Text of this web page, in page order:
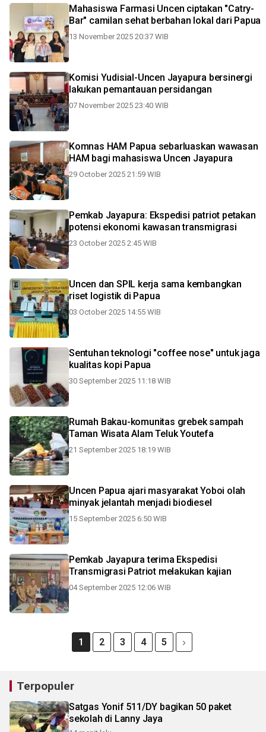
Mahasiswa Farmasi Uncen ciptakan "Catry-
Bar" camilan sehat berbahan lokal dari Papua
13 November 2025 20:37 WIB
Komisi Yudisial-Uncen Jayapura bersinergi
lakukan pemantauan persidangan
07 November 2025 23:40 WIB
Komnas HAM Papua sebarluaskan wawasan
HAM bagi mahasiswa Uncen Jayapura
29 October 2025 21:59 WIB
Pemkab Jayapura: Ekspedisi patriot petakan
potensi ekonomi kawasan transmigrasi
23 October 2025 2:45 WIB
Uncen dan SPIL kerja sama kembangkan
riset logistik di Papua
03 October 2025 14:55 WIB
Sentuhan teknologi "coffee nose" untuk jaga
kualitas kopi Papua
30 September 2025 11:18 WIB
Rumah Bakau-komunitas grebek sampah
Taman Wisata Alam Teluk Youtefa
21 September 2025 18:19 WIB
Uncen Papua ajari masyarakat Yoboi olah
minyak jelantah menjadi biodiesel
15 September 2025 6:50 WIB
Pemkab Jayapura terima Ekspedisi
Transmigrasi Patriot melakukan kajian
04 September 2025 12:06 WIB
1 2 3 4 5
Terpopuler
Satgas Yonif 511/DY bagikan 50 paket
sekolah di Lanny Jaya